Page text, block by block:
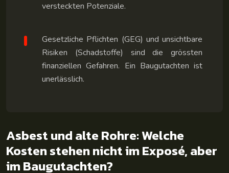
versteckten Potenziale.
Gesetzliche Pflichten (GEG) und unsichtbare
Risiken (Schadstoffe) sind die grössten
finanziellen Gefahren. Ein Baugutachten ist
unerlässlich.
Asbest und alte Rohre: Welche
Kosten stehen nicht im Exposé, aber
im Baugutachten?